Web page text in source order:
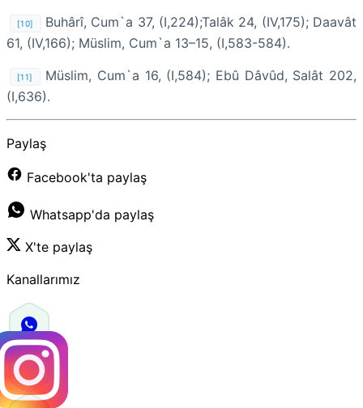
[10]
Buhârî, Cum`a 37, (I,224);Talâk 24, (IV,175); Daavât
61, (IV,166); Müslim, Cum`a 13–15, (I,583-584).
[11]
Müslim, Cum`a 16, (I,584); Ebû Dâvûd, Salât 202,
(I,636).
Paylaş
Facebook'ta paylaş
Whatsapp'da paylaş
X'te paylaş
Kanallarımız